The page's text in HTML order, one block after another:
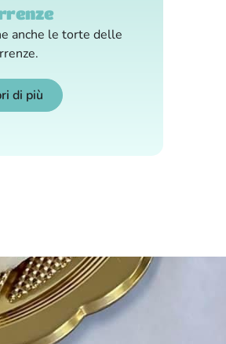
anche le torte delle
di più